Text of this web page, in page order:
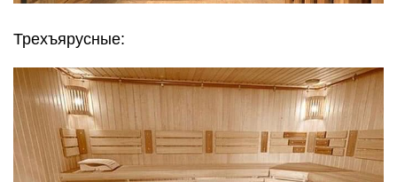
Трехъярусные: